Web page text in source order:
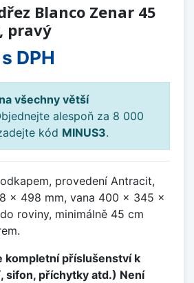
Blanco Zenar 45
pravý
s DPH
všechny větší
alespoň za 8 000
kód MINUS3.
provedení Antracit,
x 498 mm, vana 400 x 345 x
roviny, minimálně 45 cm
kompletní příslušenství k
sifon, příchytky atd.) Není